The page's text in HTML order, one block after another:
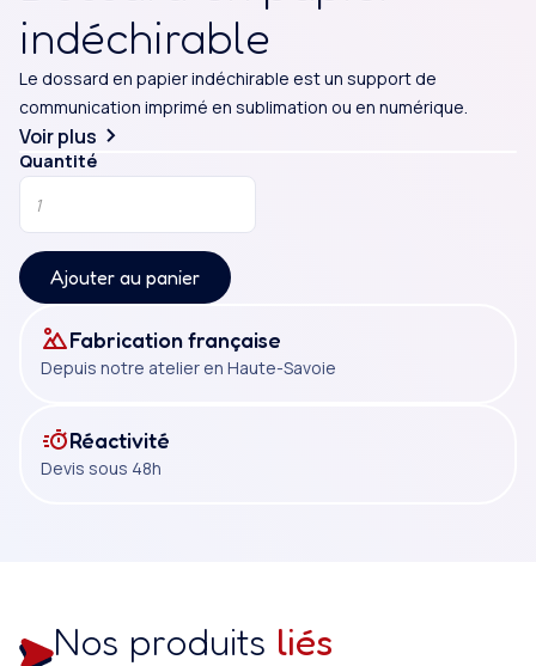
course à pied, grâce à la possibilité de l’accrocher
avec des épingles directement sur le vêtement du
participant, et sa résistance aux intempéries. Ce
dossard en papier indéchirable sera confectionné en
papier d’une densité de 120 g/m², permettant de
s’adapter à toutes vos activités terrestres, et sera
disponible en format carré ou rectangulaire, selon
votre besoin.
indéchirable
Le dossard en papier indéchirable est un support de
communication imprimé en sublimation ou en numérique.
Voir plus
Quantité
Ajouter au panier
Fabrication française
Depuis notre atelier en Haute-Savoie
Réactivité
Devis sous 48h
Nos produits liés